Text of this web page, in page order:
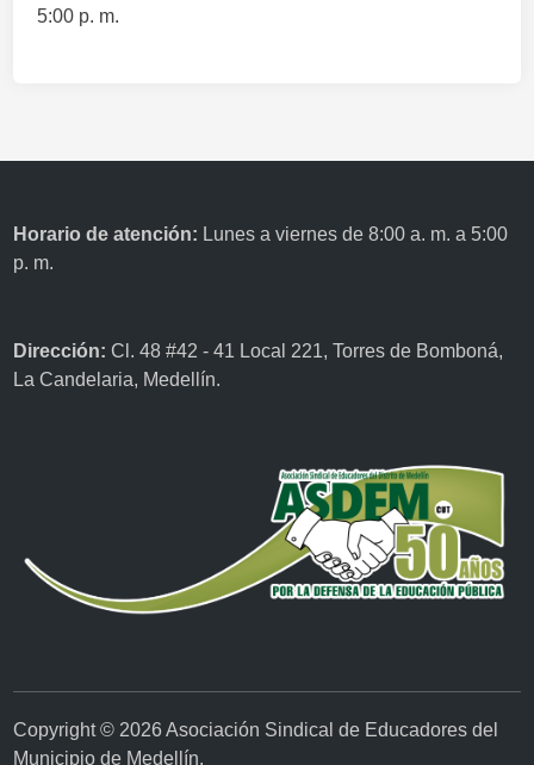
5:00 p. m.
Horario de atención: Lunes a viernes de 8:00 a. m. a 5:00
p. m.
Dirección:Cl. 48 #42 - 41 Local 221, Torres de Bomboná,
La Candelaria, Medellín.
Copyright © 2026Asociación Sindical de Educadores del
Municipio de Medellín.